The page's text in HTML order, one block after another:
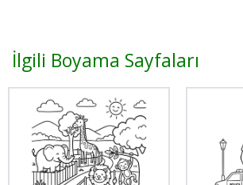
İlgili Boyama Sayfaları